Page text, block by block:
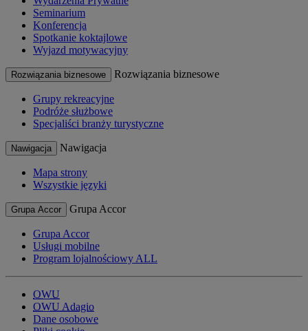
Seminarium
Konferencja
Spotkanie koktajlowe
Wyjazd motywacyjny
Rozwiązania biznesowe Rozwiązania biznesowe
Grupy rekreacyjne
Podróże służbowe
Specjaliści branży turystyczne
Nawigacja Nawigacja
Mapa strony
Wszystkie języki
Grupa Accor Grupa Accor
Grupa Accor
Usługi mobilne
Program lojalnościowy ALL
OWU
OWU Adagio
Dane osobowe